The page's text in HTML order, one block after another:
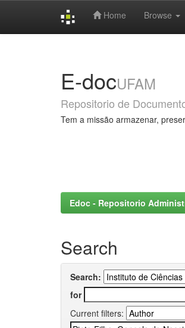
Home Browse
E-docUFAM
Repositorio de
Tem a missão armazenar,
Edoc - Repositorio
Search
Search:
for
Current filters: